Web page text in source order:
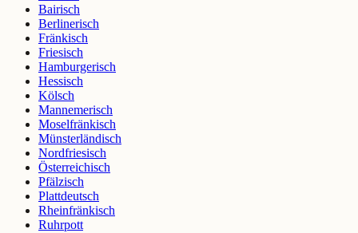
Bairisch
Berlinerisch
Fränkisch
Friesisch
Hamburgerisch
Hessisch
Kölsch
Mannemerisch
Moselfränkisch
Münsterländisch
Nordfriesisch
Österreichisch
Pfälzisch
Plattdeutsch
Rheinfränkisch
Ruhrpott